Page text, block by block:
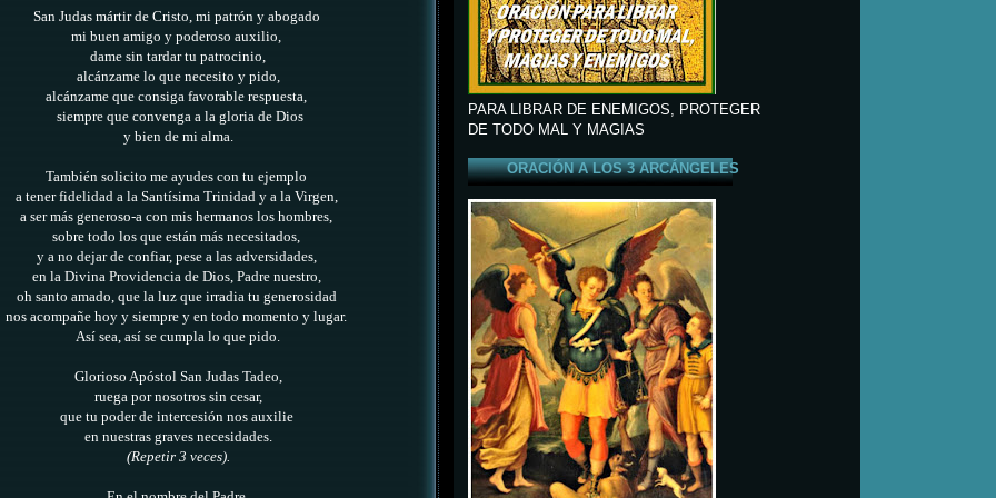
San Judas mártir de Cristo, mi patrón y abogado
mi buen amigo y poderoso auxilio,
dame sin tardar tu patrocinio,
alcánzame lo que necesito y pido,
alcánzame que consiga favorable respuesta,
siempre que convenga a la gloria de Dios
y bien de mi alma.
También solicito me ayudes con tu ejemplo
a tener fidelidad a la Santísima Trinidad y a la Virgen,
a ser más generoso-a con mis hermanos los hombres,
sobre todo los que están más necesitados,
y a no dejar de confiar, pese a las adversidades,
en la Divina Providencia de Dios, Padre nuestro,
oh santo amado, que la luz que irradia tu generosidad
nos acompañe hoy y siempre y en todo momento y lugar.
Así sea, así se cumpla lo que pido.
Glorioso Apóstol San Judas Tadeo,
ruega por nosotros sin cesar,
que tu poder de intercesión nos auxilie
en nuestras graves necesidades.
(Repetir 3 veces).
PARA LIBRAR DE ENEMIGOS, PROTEGER
DE TODO MAL Y MAGIAS
ORACIÓN A LOS 3 ARCÁNGELES